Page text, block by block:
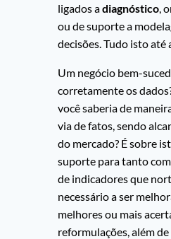
ligados adiagnóstico ,
ou de suporte a
decisões. Tudo isto até
Um negócio bem-
corretamente os
você saberia de
via de fatos, sendo
do mercado? É sobre
suporte para tanto
de indicadores que
necessário a ser
melhores ou mais
reformulações, além